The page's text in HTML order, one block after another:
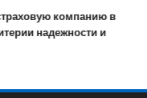
компанию в
надежности и